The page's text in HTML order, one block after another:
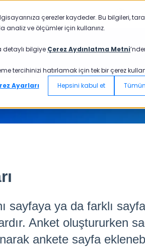
çerezler kaydeder. Bu bilgileri,
ve ölçümler için kullanırız.
detaylı bilgiye Çerez Aydınlatma Metni
tercihinizi hatırlamak için tek bir çerez
Ayarları
Hepsini kabul et
sayfaya ya da farklı
Anket oluştururken
ankete sayfa